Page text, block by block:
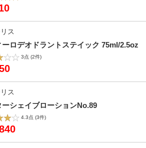
ス
ーロデオドラントステイック 75ml/2.5oz
3点 (2件)
ス
ーシェイブローションNo.89
4.3点 (3件)